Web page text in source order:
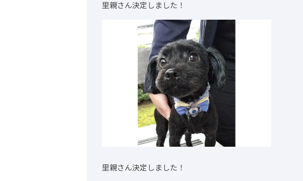
里親さん決定しました！
里親さん決定しました！